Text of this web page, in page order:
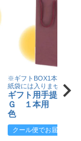
※ギフトBOX1本用はこ
紙袋には入りません
ギフト用手提げＢ
Ｇ １本用 エン
色
クール便でお届け